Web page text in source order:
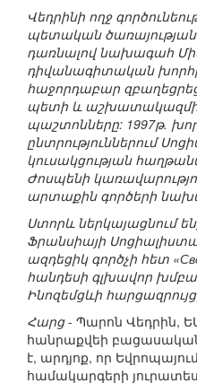
Վեդրինի ողջ
պետական
դառնալով նախագահ
դիվանագիտական
հաջորդաբար
պետի և
պաշտոնները: 1997թ.
ընտրություններում
կուսակցության
Ժոսպենի
արտաքին գործերի
Ստորև ներկայացնում
Ֆրանսիայի
ազդեցիկ գործչի հետ
հանդեսի գլխավոր
Ինոզեմցևի
Հարց- Պարոն Վեդրին,
հանրաքվեի բացասական
է, արդյոք, որ
համակարգերի